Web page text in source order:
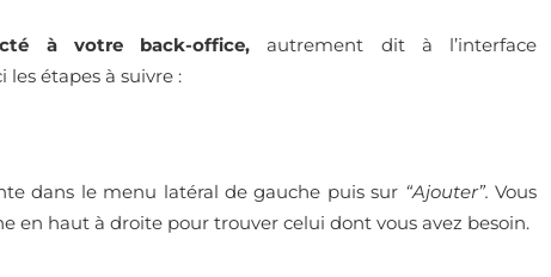
à votre back-office, autrement dit à l’interface
les étapes à suivre :
dans le menu latéral de gauche puis sur “Ajouter”. Vous
en haut à droite pour trouver celui dont vous avez besoin.